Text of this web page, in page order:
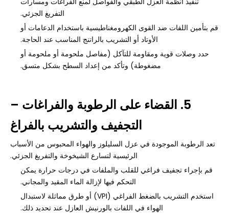
التفريغ الجزئي.
قم بتأمين اللفات ضد القوى الكهرومغناطيسية باستخدام الدعامات أو
الأوتاد أو التشريب بالراتنج المناسب عند الحاجة.
حدد وصلات قوية ومقاومة للتآكل (مفاصل ملحومة أو ملحومة أو
مضغوطة) وتأكد من إعداد السطح بشكل متسق.
5. القضاء على الرطوبة والفراغات –
التجفيف والتشريب بالفراغ
تعد الرطوبة الموجودة في عزل السليلوز والهواء المحبوس من الأسباب
الرئيسية لتسارع الشيخوخة والتفريغ الجزئي.
قم بإجراء تجفيف فراغي للقلب والملفات في درجات حرارة يمكن
التحكم فيها لإزالة الماء المقيد والمجاني.
استخدم التشريب بالضغط الفراغي (VPI) أو طرق مماثلة لاستبدال
الهواء في اللفات بالورنيش العازل عند تحديد ذلك.